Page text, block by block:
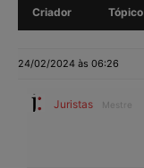
Criador Tópico
24/02/2024 às 06:26
Juristas Mestre